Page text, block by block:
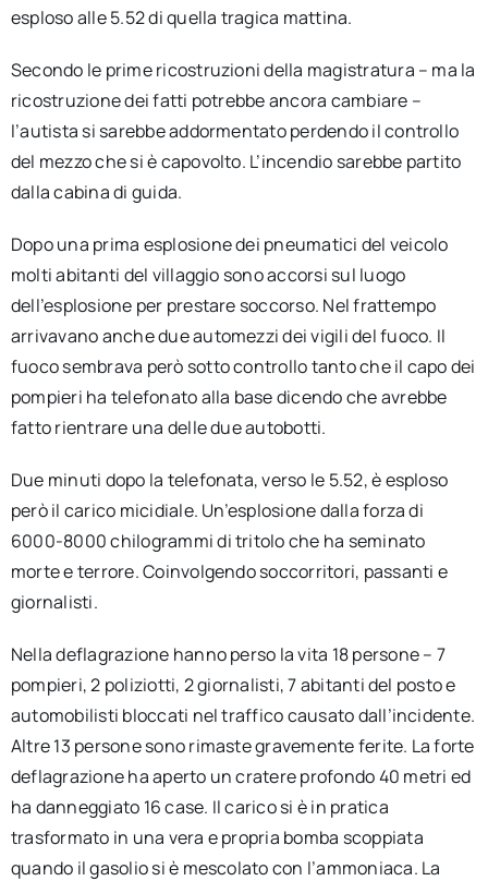
esploso alle 5.52 di quella tragica mattina.
Secondo le prime ricostruzioni della magistratura – ma la
ricostruzione dei fatti potrebbe ancora cambiare –
l’autista si sarebbe addormentato perdendo il controllo
del mezzo che si è capovolto. L’incendio sarebbe partito
dalla cabina di guida.
Dopo una prima esplosione dei pneumatici del veicolo
molti abitanti del villaggio sono accorsi sul luogo
dell’esplosione per prestare soccorso. Nel frattempo
arrivavano anche due automezzi dei vigili del fuoco. Il
fuoco sembrava però sotto controllo tanto che il capo dei
pompieri ha telefonato alla base dicendo che avrebbe
fatto rientrare una delle due autobotti.
Due minuti dopo la telefonata, verso le 5.52, è esploso
però il carico micidiale. Un’esplosione dalla forza di
6000-8000 chilogrammi di tritolo che ha seminato
morte e terrore. Coinvolgendo soccorritori, passanti e
giornalisti.
Nella deflagrazione hanno perso la vita 18 persone – 7
pompieri, 2 poliziotti, 2 giornalisti, 7 abitanti del posto e
automobilisti bloccati nel traffico causato dall’incidente.
Altre 13 persone sono rimaste gravemente ferite. La forte
deflagrazione ha aperto un cratere profondo 40 metri ed
ha danneggiato 16 case. Il carico si è in pratica
trasformato in una vera e propria bomba scoppiata
quando il gasolio si è mescolato con l’ammoniaca. La